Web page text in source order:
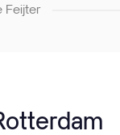
Feijter